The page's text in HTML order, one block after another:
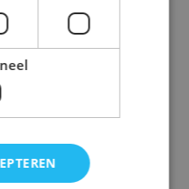
en vind je extra
je niet aangemeld?
We